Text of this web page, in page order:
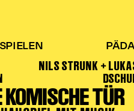
NILS STRUNK +
KOMISCHE TÜR